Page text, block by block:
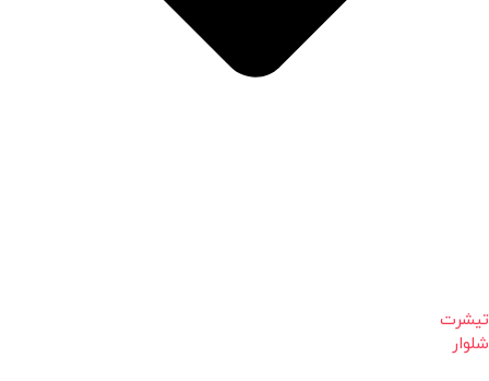
تیشرت
شلوار